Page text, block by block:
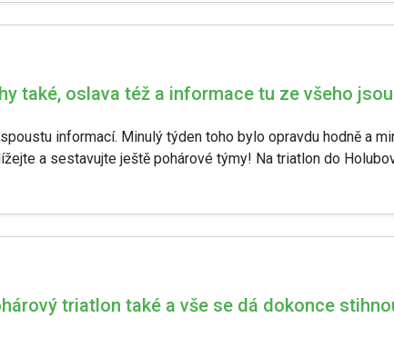
také, oslava též a informace tu ze všeho jsou
informací. Minulý týden toho bylo opravdu hodně a
a sestavujte ještě pohárové týmy! Na triatlon do
triatlon také a vše se dá dokonce